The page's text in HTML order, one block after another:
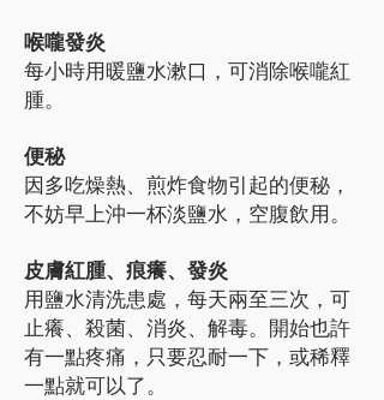
喉嚨發炎
每小時用暖鹽水漱口，可消除喉嚨紅
腫。
便秘
因多吃燥熱、煎炸食物引起的便秘，
不妨早上沖一杯淡鹽水，空腹飲用。
皮膚紅腫、痕癢、發炎
用鹽水清洗患處，每天兩至三次，可
止癢、殺菌、消炎、解毒。開始也許
有一點疼痛，只要忍耐一下，或稀釋
一點就可以了。